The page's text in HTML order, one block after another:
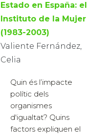
Estado en España: el
Instituto de la Mujer
(1983-2003)
Valiente Fernández,
Celia
Quin és l’impacte
polític dels
organismes
d'igualtat? Quins
factors expliquen el